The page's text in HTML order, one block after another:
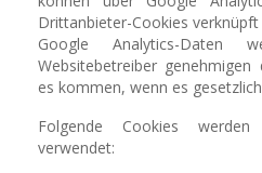
Drittanbieter-Cookies
Google Analytics-
Websitebetreiber
es kommen, wenn es
Folgende Cookies
verwendet: